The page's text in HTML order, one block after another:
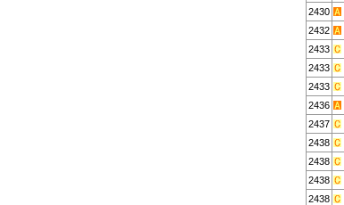
2430
2432
2433
2433
2433
2436
2437
2438
2438
2438
2438